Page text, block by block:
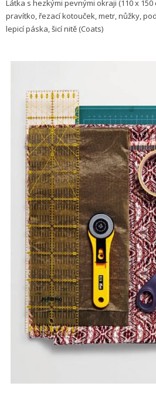
Látka s hezkými pevnými okraji (110 x 150
pravítko, řezací kotouček, metr, nůžky,
lepicí páska, šicí nitě (Coats)